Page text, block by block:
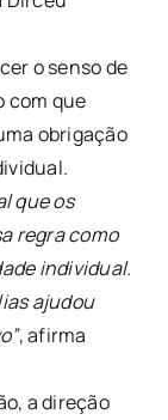
o senso de
com que
obrigação
que os
regra como
individual.
ajudou
, afirma
a direção